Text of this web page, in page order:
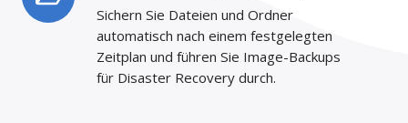
Sichern Sie Dateien und Ordner
automatisch nach einem festgelegten
Zeitplan und führen Sie Image-Backups
für Disaster Recovery durch.
Image